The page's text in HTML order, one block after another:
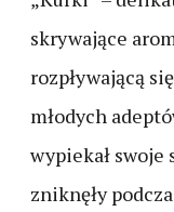
skrywające
rozpływającą
młodych
wypiekał swoje
zniknęły